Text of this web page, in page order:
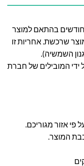
חברת לה גן מעניקה אחריות בין 12 – 36 חודשים בהתאם למוצר
שרכשת. אחריות זו
השמשיה).
ידי המובילים של חברת
המוצר.